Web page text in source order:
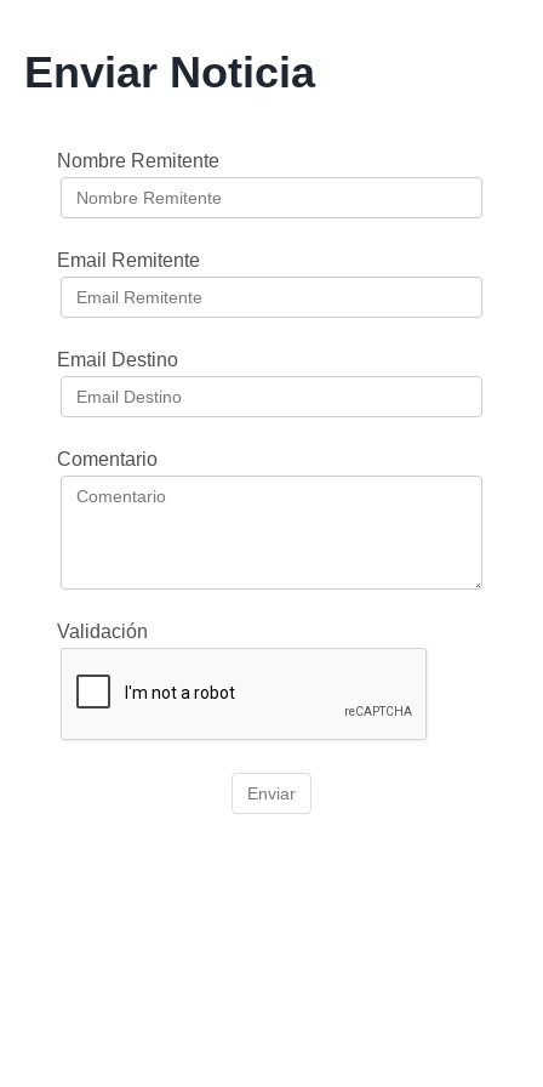
Enviar Noticia
Nombre Remitente
Email Remitente
Email Destino
Comentario
Validación